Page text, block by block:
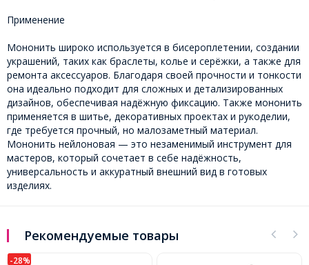
Применение
Мононить широко используется в бисероплетении, создании
украшений, таких как браслеты, колье и серёжки, а также для
ремонта аксессуаров. Благодаря своей прочности и тонкости
она идеально подходит для сложных и детализированных
дизайнов, обеспечивая надёжную фиксацию. Также мононить
применяется в шитье, декоративных проектах и рукоделии,
где требуется прочный, но малозаметный материал.
Мононить нейлоновая — это незаменимый инструмент для
мастеров, который сочетает в себе надёжность,
универсальность и аккуратный внешний вид в готовых
изделиях.
Рекомендуемые товары